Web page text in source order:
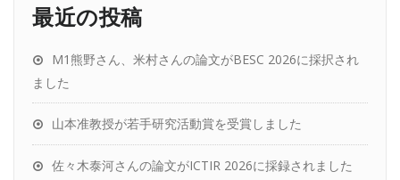
最近の投稿
M1熊野さん、米村さんの論文がBESC 2026に採択され
ました
山本准教授が若手研究活動賞を受賞しました
佐々木泰河さんの論文がICTIR 2026に採録されました